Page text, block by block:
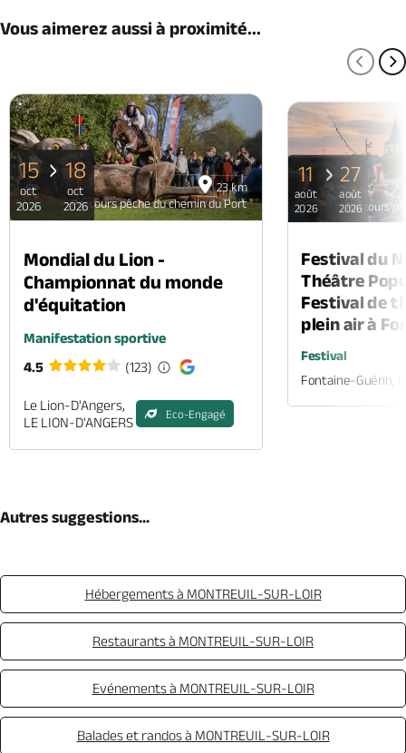
Vous aimerez aussi à proximité...
23 km
Parcours pêche du chemin du Port
15
oct
2026
18
oct
2026
Mondial du Lion -
Championnat du monde
d'équitation
Manifestation sportive
4.5
(123)
Le Lion-D'Angers,
LE LION-D'ANGERS
Eco-Engagé
Parcours
11
août
2026
27
août
2026
Festival du
Théâtre
Festival de
plein air à
Festival
Fontaine-Guérin,
Autres suggestions...
Hébergements à MONTREUIL-SUR-LOIR
Restaurants à MONTREUIL-SUR-LOIR
Evénements à MONTREUIL-SUR-LOIR
Balades et randos à MONTREUIL-SUR-LOIR